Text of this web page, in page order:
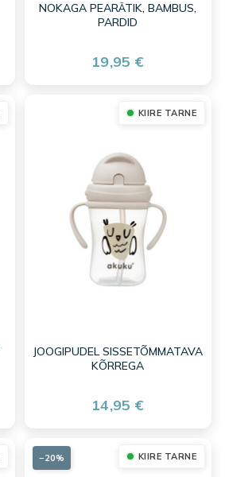
NOKAGA PEARÄTIK, BAMBUS,
PARDID
19,95 €
KIIRE TARNE
JOOGIPUDEL SISSETÕMMATAVA
KÕRREGA
14,95 €
KIIRE TARNE
−20%